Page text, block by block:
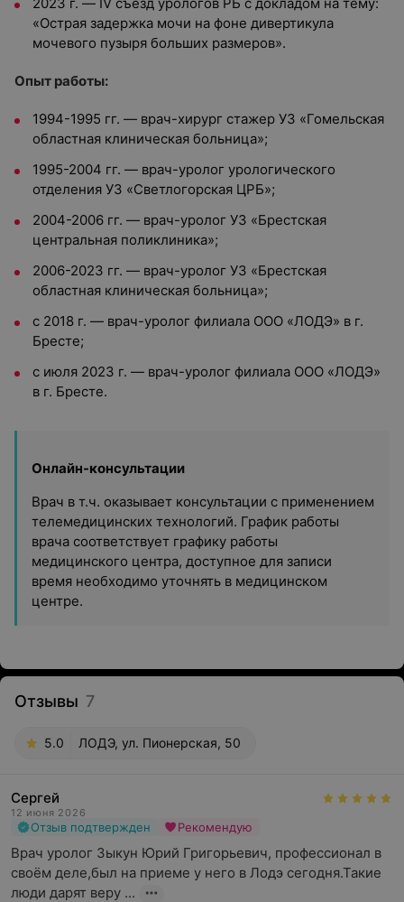
«Острая задержка мочи на фоне дивертикула
мочевого пузыря больших размеров».
Опыт работы:
1994-1995 гг. — врач-хирург стажер УЗ «Гомельская
областная клиническая больница»;
1995-2004 гг. — врач-уролог урологического
отделения УЗ «Светлогорская ЦРБ»;
2004-2006 гг. — врач-уролог УЗ «Брестская
центральная поликлиника»;
2006-2023 гг. — врач-уролог УЗ «Брестская
областная клиническая больница»;
с 2018 г. — врач-уролог филиала ООО «ЛОДЭ» в г.
Бресте;
с июля 2023 г. — врач-уролог филиала ООО «ЛОДЭ»
в г. Бресте.
Онлайн-консультации
Врач в т.ч. оказывает консультации с применением
телемедицинских технологий. График работы
врача соответствует графику работы
медицинского центра, доступное для записи
время необходимо уточнять в медицинском
центре.
Отзывы 7
5.0 ЛОДЭ, ул. Пионерская, 50
Сергей
12 июня 2026
Отзыв подтвержден Рекомендую
Врач уролог Зыкун Юрий Григорьевич, профессионал в
своём деле,был на приеме у него в Лодэ сегодня.Такие
люди дарят веру ...